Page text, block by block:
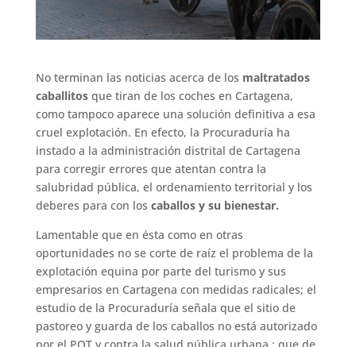
No terminan las noticias acerca de los maltratados
caballitosque tiran de los coches en Cartagena,
como tampoco aparece una solución definitiva a esa
cruel explotación. En efecto, la Procuraduría ha
instado a la administración distrital de Cartagena
para corregir errores que atentan contra la
salubridad pública, el ordenamiento territorial y los
deberes para con los caballos y su bienestar.
Lamentable que en ésta como en otras
oportunidades no se corte de raíz el problema de la
explotación equina por parte del turismo y sus
empresarios en Cartagena con medidas radicales; el
estudio de la Procuraduría señala que el sitio de
pastoreo y guarda de los caballos no está autorizado